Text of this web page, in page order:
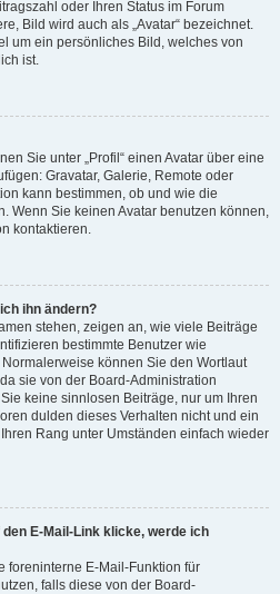
oder Ihren Status im Forum
Bild wird auch als „Avatar“ bezeichnet.
um ein persönliches Bild, welches von
ist.
Sie unter „Profil“ einen Avatar über eine
Gravatar, Galerie, Remote oder
kann bestimmen, ob und wie die
Wenn Sie keinen Avatar benutzen können,
kontaktieren.
ihn ändern?
stehen, zeigen an, wie viele Beiträge
bestimmte Benutzer wie
können Sie den Wortlaut
sie von der Board-Administration
keine sinnlosen Beiträge, nur um Ihren
dulden dieses Verhalten nicht und ein
Rang unter Umständen einfach wieder
E-Mail-Link klicke, werde ich
foreninterne E-Mail-Funktion für
falls diese von der Board-